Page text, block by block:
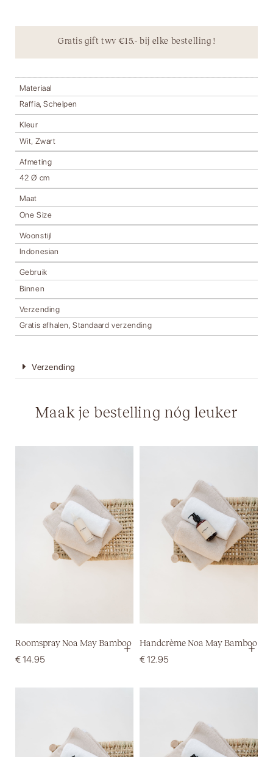
Gratis gift twv €15.- bij elke bestelling !
Materiaal
Raffia, Schelpen
Kleur
Wit, Zwart
Afmeting
42 Ø cm
Maat
One Size
Woonstijl
Indonesian
Gebruik
Binnen
Verzending
Gratis afhalen, Standaard verzending
Verzending
Maak je bestelling nóg leuker
Roomspray Noa May Bamboo
€14.95
+ Handcrème Noa May Bamboo
€12.95
+